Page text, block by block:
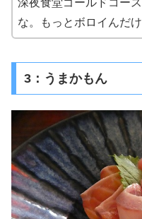
深夜食堂ゴールドコー
な。もっとボロイんだけ
3：うまかもん